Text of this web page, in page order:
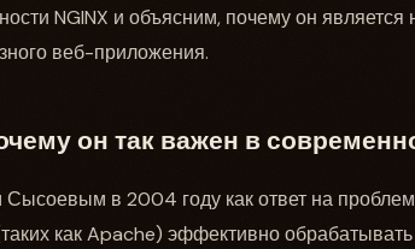
NGINX и объясним, почему он
веб-приложения.
он так важен в
в 2004 году как ответ на
как Apache) эффективно